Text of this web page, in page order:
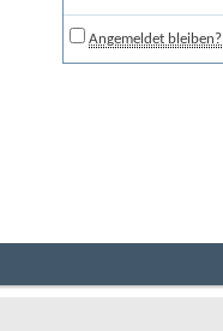
Angemeldet bleiben?